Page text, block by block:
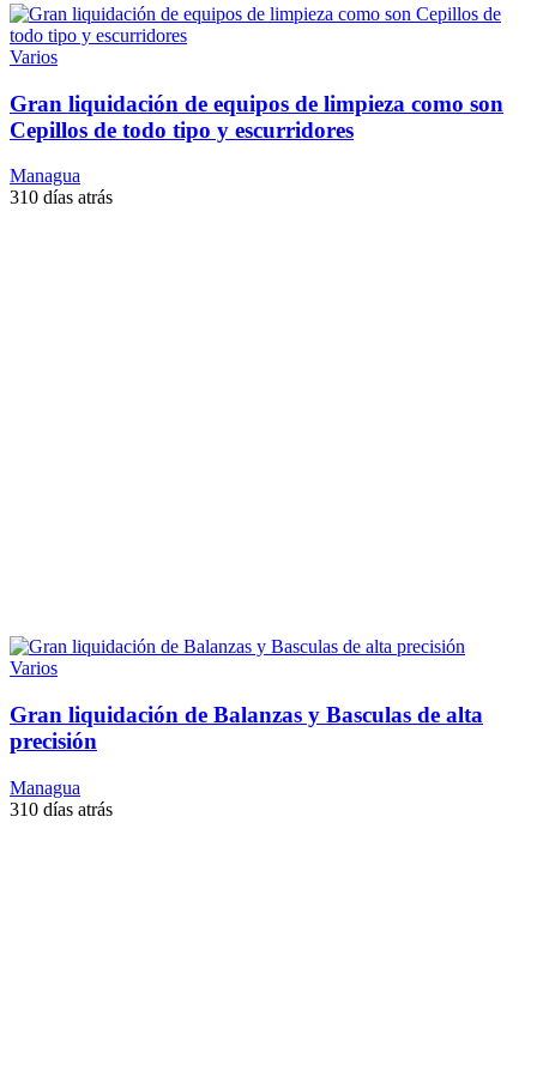
Varios
Gran liquidación de equipos de limpieza como son
Cepillos de todo tipo y escurridores
Managua
310 días atrás
Varios
Gran liquidación de Balanzas y Basculas de alta
precisión
Managua
310 días atrás